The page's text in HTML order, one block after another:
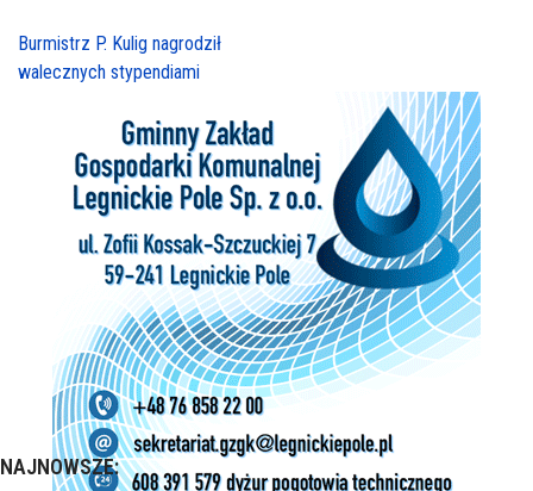
Burmistrz P. Kulig nagrodził
walecznych stypendiami
NAJNOWSZE: